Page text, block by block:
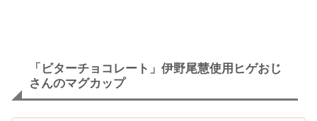
「ビターチョコレート」伊野尾慧使用ヒゲおじ
さんのマグカップ